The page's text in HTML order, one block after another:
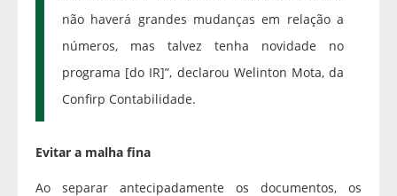
não haverá grandes mudanças em relação a
números, mas talvez tenha novidade no
programa [do IR]”, declarou Welinton Mota, da
Confirp Contabilidade.
Evitar a malha fina
Ao separar antecipadamente os documentos, os